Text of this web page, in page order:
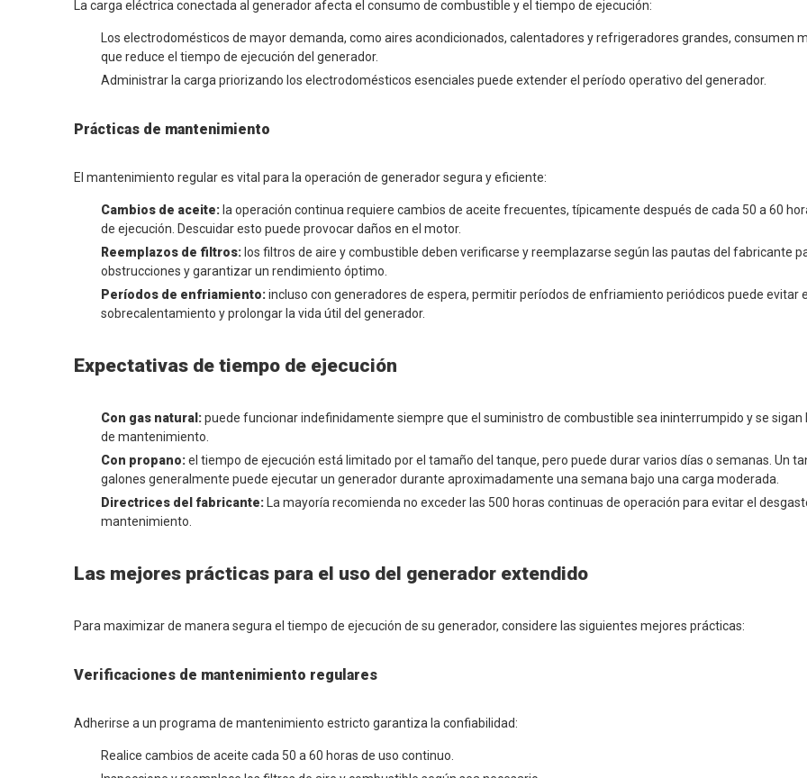
La carga eléctrica conectada al generador afecta el consumo de combustible y el tiempo de ejecución:
Los electrodomésticos de mayor demanda, como aires acondicionados, calentadores y refrigeradores grandes, consumen
que reduce el tiempo de ejecución del generador.
Administrar la carga priorizando los electrodomésticos esenciales puede extender el período operativo del generador.
Prácticas de mantenimiento
El mantenimiento regular es vital para la operación de generador segura y eficiente:
Cambios de aceite: la operación continua requiere cambios de aceite frecuentes, típicamente después de cada 50 a 60
de ejecución. Descuidar esto puede provocar daños en el motor.
Reemplazos de filtros: los filtros de aire y combustible deben verificarse y reemplazarse según las pautas del fabricante
obstrucciones y garantizar un rendimiento óptimo.
Períodos de enfriamiento:incluso con generadores de espera, permitir períodos de enfriamiento periódicos puede evitar el
sobrecalentamiento y prolongar la vida útil del generador.
Expectativas de tiempo de ejecución
Con gas natural:puede funcionar indefinidamente siempre que el suministro de combustible sea ininterrumpido y se sigan
de mantenimiento.
Con propano:el tiempo de ejecución está limitado por el tamaño del tanque, pero puede durar varios días o semanas. Un
galones generalmente puede ejecutar un generador durante aproximadamente una semana bajo una carga moderada.
Directrices del fabricante:
La mayoría recomienda no exceder las 500 horas continuas de operación para evitar el
mantenimiento.
Las mejores prácticas para el uso del generador extendido
Para maximizar de manera segura el tiempo de ejecución de su generador, considere las siguientes mejores prácticas:
Verificaciones de mantenimiento regulares
Adherirse a un programa de mantenimiento estricto garantiza la confiabilidad:
Realice cambios de aceite cada 50 a 60 horas de uso continuo.